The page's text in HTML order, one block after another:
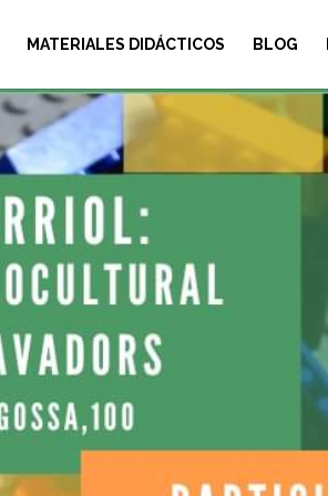
MATERIALES DIDÁCTICOS BLOG